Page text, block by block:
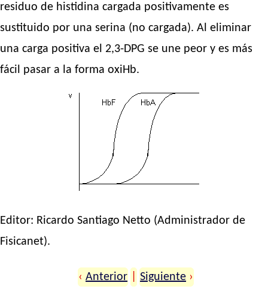
residuo de histidina cargada positivamente es
sustituido por una serina (no cargada). Al eliminar
una carga positiva el 2,3-DPG se une peor y es más
fácil pasar a la forma oxiHb.
Editor: Ricardo Santiago Netto (Administrador de
Fisicanet).
‹ Anterior Siguiente ›